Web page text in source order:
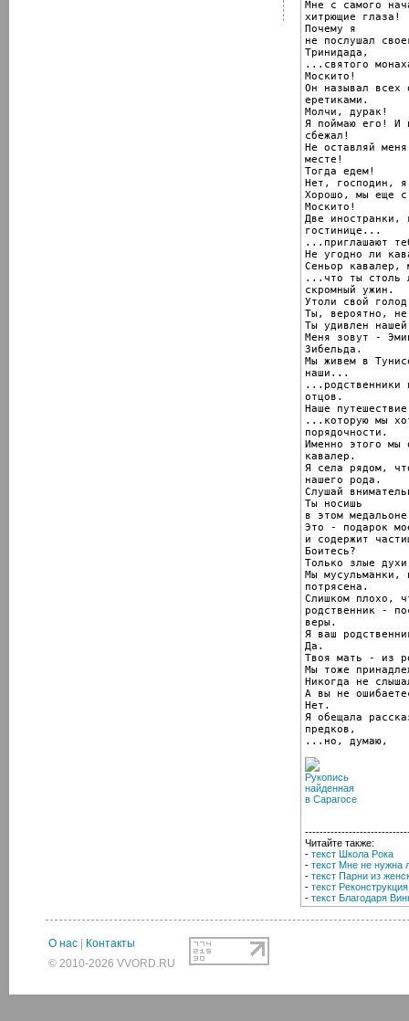
Мне с самого
хитрющие глаза!
Почему я
не послушал
Тринидада,
...святого
Москито!
Он называл всех
еретиками.
Молчи, дурак!
Я поймаю его! И
сбежал!
Не оставляй
месте!
Тогда едем!
Нет, господин,
Хорошо, мы еще с
Москито!
Две иностранки,
гостинице...
...приглашают
Не угодно ли
Сеньор кавалер,
...что ты столь
скромный ужин.
Утоли свой
Ты, вероятно,
Ты удивлен
Меня зовут -
Зибельда.
Мы живем в
наши...
...родственники
отцов.
Наше
...которую мы
порядочности.
Именно этого мы
кавалер.
Я села рядом,
нашего рода.
Слушай
Ты носишь
в этом
Это - подарок
и содержит
Боитесь?
Только злые
Мы мусульманки,
потрясена.
Слишком плохо,
родственник -
веры.
Я ваш
Да.
Твоя мать - из
Мы тоже
Никогда не
А вы не
Нет.
Я обещала
предков,
...но, думаю,
Читайте также:
- текст Школа Рока
- текст Мне не нужна
- текст Парни из
- текст Реконструкция
- текст Благодаря
О нас
Контакты
© 2010-2026 VVORD.RU